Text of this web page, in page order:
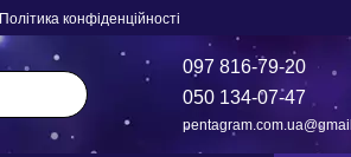
Політика конфіденційності
097 816-79-20
050 134-07-47